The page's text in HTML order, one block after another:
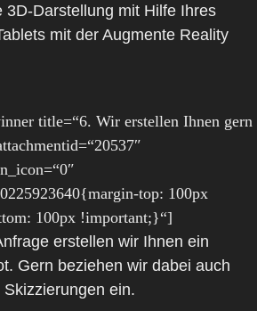
3D-Darstellung mit Hilfe Ihres
mit der Augmente Reality
title=“6. Wir erstellen Ihnen gern
top: 100px
100px !important;}“]
erstellen wir Ihnen ein
Gern beziehen wir dabei auch
ein.